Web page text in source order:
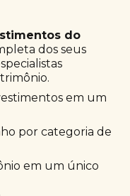
do
dos seus
em um
por categoria de
em um único